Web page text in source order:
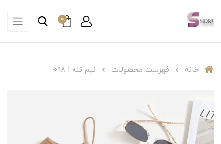
0
خانه فهرست محصولات نیم تنه | 098